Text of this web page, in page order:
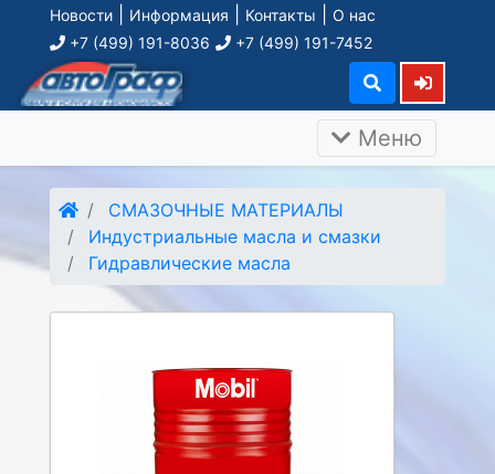
Новости Информация Контакты
О нас
+7 (499) 191-8036
+7 (499) 191-7452
Меню
СМАЗОЧНЫЕ МАТЕРИАЛЫ
Индустриальные масла и смазки
Гидравлические масла